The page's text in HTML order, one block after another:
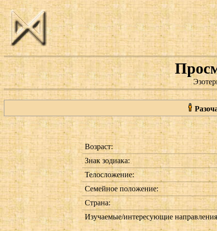
Возраст:
Знак зодиака:
Телосложение:
Семейное положение:
Страна:
Изучаемые/интересующие